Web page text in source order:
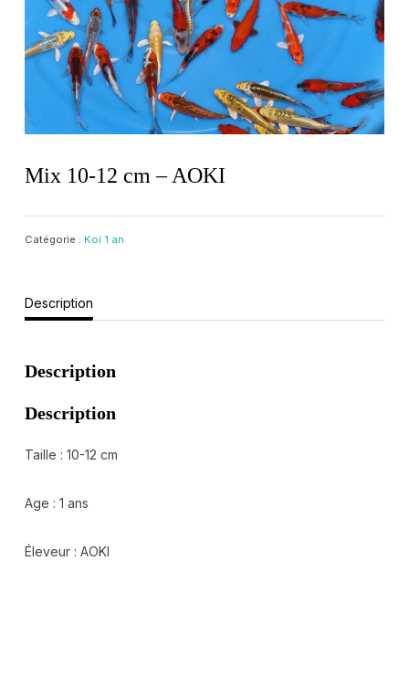
Mix 10-12 cm – AOKI
Catégorie : Koï 1 an
Description
Description
Description
Taille : 10-12 cm
Age : 1 ans
Éleveur : AOKI